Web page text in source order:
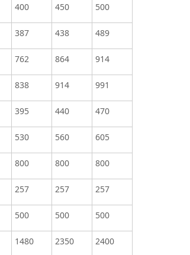
400 450 500
387 438 489
762 864 914
838 914 991
395 440 470
530 560 605
800 800 800
257 257 257
500 500 500
1480 2350 2400